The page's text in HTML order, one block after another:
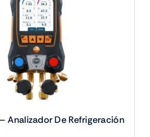
Analizador De Refrigeración